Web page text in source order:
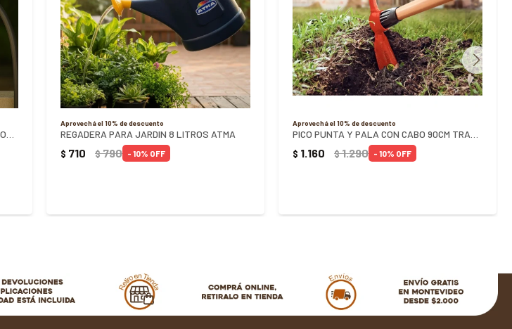
Aprovechá el 10% de descuento
REGADERA PARA JARDIN 8 LITROS ATMA
$ 710 $790 10
Aprovechá el 10% de descuento
$ 1.160 $1.290 10